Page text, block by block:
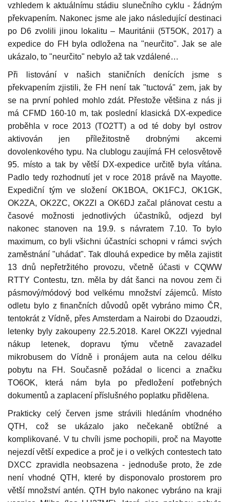
vzhledem k aktuálnímu stádiu slunečního cyklu - žádným
překvapením. Nakonec jsme ale jako následující destinaci
po D6 zvolili jinou lokalitu – Mauritánii (5T5OK, 2017) a
expedice do FH byla odložena na "neurčito". Jak se ale
ukázalo, to "neurčito" nebylo až tak vzdálené…
Při listování v našich staničních denících jsme s
překvapením zjistili, že FH není tak "tuctová" zem, jak by
se na první pohled mohlo zdát. Přestože většina z nás ji
má CFMD 160-10 m, tak poslední klasická DX-expedice
proběhla v roce 2013 (TO2TT) a od té doby byl ostrov
aktivován jen příležitostně drobnými akcemi
dovolenkového typu. Na clublogu zaujímá FH celosvětově
95. místo a tak by větší DX-expedice určitě byla vítána.
Padlo tedy rozhodnutí jet v roce 2018 právě na Mayotte.
Expediční tým ve složení OK1BOA, OK1FCJ, OK1GK,
OK2ZA, OK2ZC, OK2ZI a OK6DJ začal plánovat cestu a
časové možnosti jednotlivých účastníků, odjezd byl
nakonec stanoven na 19.9. s návratem 7.10. To bylo
maximum, co byli všichni účastníci schopni v rámci svých
zaměstnání "uhádat". Tak dlouhá expedice by měla zajistit
13 dnů nepřetržitého provozu, včetně účasti v CQWW
RTTY Contestu, tzn. měla by dát šanci na novou zem či
pásmový/módový bod velkému množství zájemců. Místo
odletu bylo z finančních důvodů opět vybráno mimo ČR,
tentokrát z Vídně, přes Amsterdam a Nairobi do Dzaoudzi,
letenky byly zakoupeny 22.5.2018. Karel OK2ZI vyjednal
nákup letenek, dopravu týmu včetně zavazadel
mikrobusem do Vídně i pronájem auta na celou délku
pobytu na FH. Současně požádal o licenci a značku
TO6OK, která nám byla po předložení potřebných
dokumentů a zaplacení příslušného poplatku přidělena.
Prakticky celý červen jsme strávili hledáním vhodného
QTH, což se ukázalo jako nečekaně obtížné a
komplikované. V tu chvíli jsme pochopili, proč na Mayotte
nejezdí větší expedice a proč je i o velkých contestech tato
DXCC zpravidla neobsazena - jednoduše proto, že zde
není vhodné QTH, které by disponovalo prostorem pro
větší množství antén. QTH bylo nakonec vybráno na kraji